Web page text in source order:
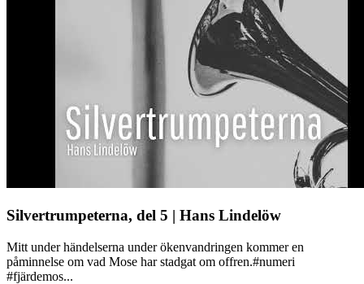
Silvertrumpeterna, del 5 | Hans Lindelöw
Mitt under händelserna under ökenvandringen kommer en
påminnelse om vad Mose har stadgat om offren.#numeri
#fjärdemos...